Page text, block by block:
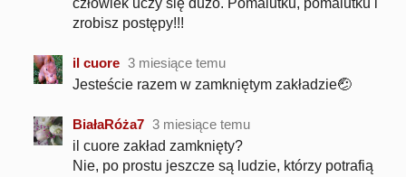
człowiek uczy się dużo. Pomalutku, pomalutku i
zrobisz postępy!!!
il cuore 3 miesiące temu
Jesteście razem w zamkniętym zakładzie🤕
BiałaRóża7 3 miesiące temu
il cuore zakład zamknięty?
Nie, po prostu jeszcze są ludzie, którzy potrafią